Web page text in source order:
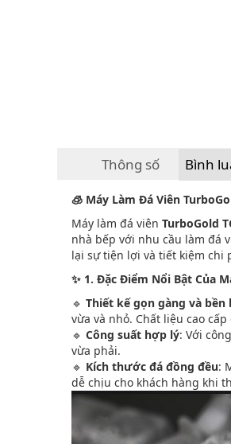
Thông số Bình
🧊 Máy Làm Đá Viên
Máy làm đá viênTurboGold
nhà bếp với nhu cầu làm đá
lại sự tiện lợi và tiết kiệm chi
✨ 1. Đặc Điểm Nổi Bật Của
🔹Thiết kế gọn gàng và bền
vừa và nhỏ. Chất liệu cao
🔹Công suất hợp lý: Với
vừa phải.
🔹 Kích thước đá đồng đều:
dễ chịu cho khách hàng khi